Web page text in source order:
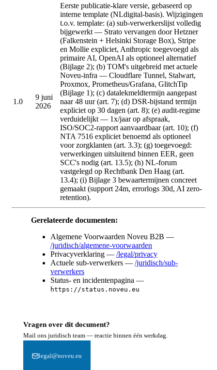
1.0
9 juni
2026
Eerste publicatie-klare versie, gebaseerd op
interne template (NLdigital-basis). Wijzigingen
t.o.v. template: (a) sub-verwerkerslijst volledig
bijgewerkt — Strato vervangen door Hetzner
(Falkenstein + Helsinki Storage Box), Stripe
en Mollie expliciet, Anthropic toegevoegd als
primaire AI, OpenAI als optioneel alternatief
(Bijlage 2); (b) TOM's uitgebreid met actuele
Noveu-infra — Cloudflare Tunnel, Stalwart,
Proxmox, Prometheus/Grafana, GlitchTip
(Bijlage 1); (c) datalekmeldtermijn aangepast
naar 48 uur (art. 7); (d) DSR-bijstand termijn
expliciet op 30 dagen (art. 8); (e) audit-regime
verduidelijkt — 1x/jaar op afspraak,
ISO/SOC2-rapport aanvaardbaar (art. 10); (f)
NTA 7516 expliciet benoemd als optioneel
voor zorgklanten (art. 3.3); (g) toegevoegd:
verwerkingen uitsluitend binnen EER, geen
SCC's nodig (art. 13.5); (h) NL-forum
vastgelegd op Rechtbank Den Haag (art.
13.4); (i) Bijlage 3 bewaartermijnen concreet
gemaakt (support 24m, errorlogs 30d, AI zero-
retention).
Gerelateerde documenten:
Algemene Voorwaarden Noveu B2B —
/juridisch/algemene-voorwaarden
Privacyverklaring — /legal/privacy
Actuele sub-verwerkers — /juridisch/sub-
verwerkers
Status- en incidentenpagina —
https://status.noveu.eu
Vragen over dit document?
Mail ons juridisch team — reactie binnen één werkdag.
legal@noveu.eu